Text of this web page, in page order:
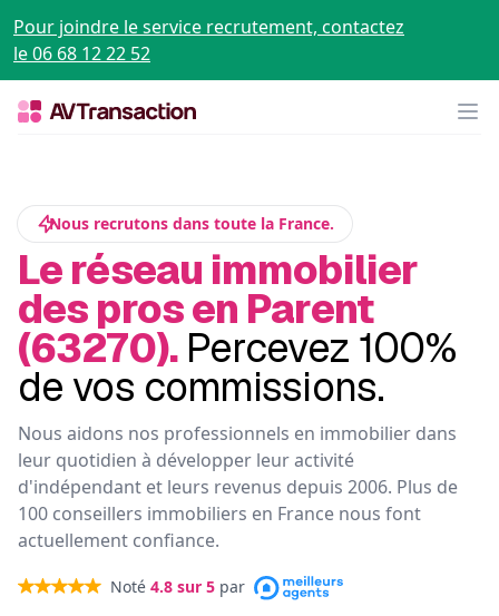
Pour joindre le service recrutement, contactez
le 06 68 12 22 52
Nous recrutons dans toute la France.
Le réseau immobilier
des pros en Parent
(63270). Percevez 100%
de vos commissions.
Nous aidons nos professionnels en immobilier dans
leur quotidien à développer leur activité
d'indépendant et leurs revenus depuis 2006. Plus de
100 conseillers immobiliers en France nous font
actuellement confiance.
Noté 4.8 sur 5 par